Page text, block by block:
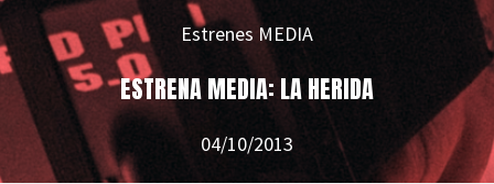
Estrenes MEDIA
ESTRENA MEDIA: LA HERIDA
04/10/2013